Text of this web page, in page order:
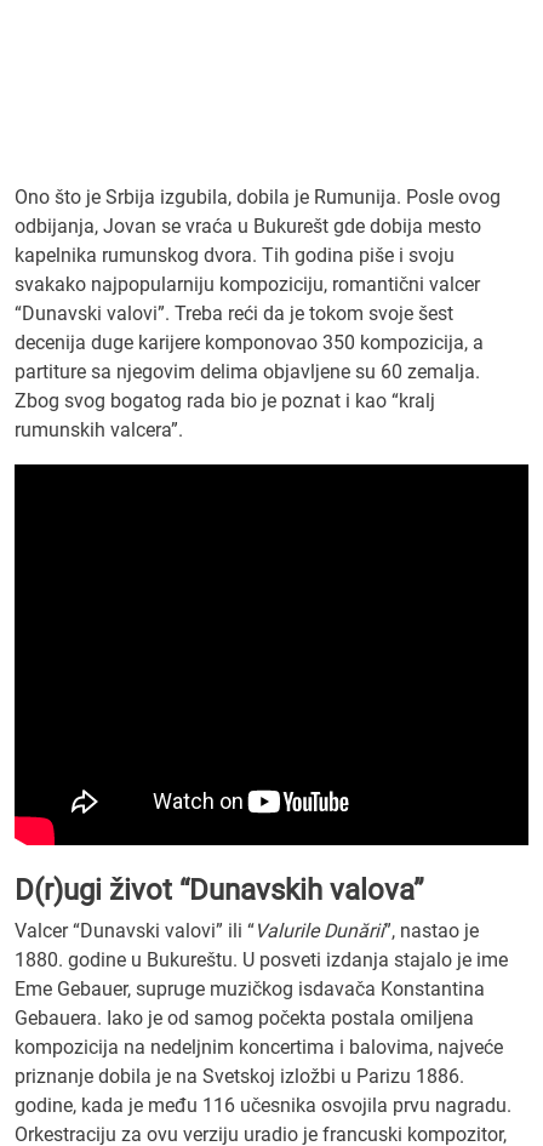
Ono što je Srbija izgubila, dobila je Rumunija. Posle ovog
odbijanja, Jovan se vraća u Bukurešt gde dobija mesto
kapelnika rumunskog dvora. Tih godina piše i svoju
svakako najpopularniju kompoziciju, romantični valcer
“Dunavski valovi”. Treba reći da je tokom svoje šest
decenija duge karijere komponovao 350 kompozicija, a
partiture sa njegovim delima objavljene su 60 zemalja.
Zbog svog bogatog rada bio je poznat i kao “kralj
rumunskih valcera”.
D(r)ugi život “Dunavskih valova”
Valcer “Dunavski valovi” ili “Valurile Dunării”, nastao je
1880. godine u Bukureštu. U posveti izdanja stajalo je ime
Eme Gebauer, supruge muzičkog isdavača Konstantina
Gebauera. Iako je od samog počekta postala omiljena
kompozicija na nedeljnim koncertima i balovima, najveće
priznanje dobila je na Svetskoj izložbi u Parizu 1886.
godine, kada je među 116 učesnika osvojila prvu nagradu.
Orkestraciju za ovu verziju uradio je francuski kompozitor,